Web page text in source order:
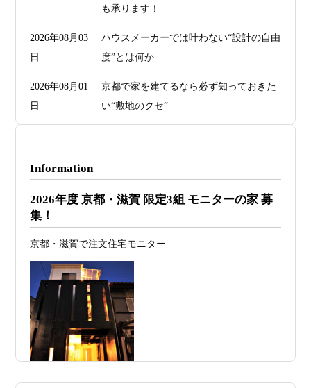
も承ります！
2026年08月03
日
ハウスメーカーでは叶わない“設計の自由
度”とは何か
2026年08月01
日
京都で家を建てるなら必ず知っておきた
い“敷地のクセ”
日
ァーススト一級建築士事務所が考える“設
2026年07月24
旗竿地・狭小地は「土地代が安い＝お
得」ではない ―道路が狭い京都・滋賀で
こそ知っておくべき“建築費が上がる理
由”―
2026年07月23
日
予算が限られていても“美しい家”はつく
れる 削るべき場所・残すべき場所をどう
Information
2026年度 京都・滋賀 限定3組 モニターの家 募
集！
京都・滋賀で注文住宅モニター